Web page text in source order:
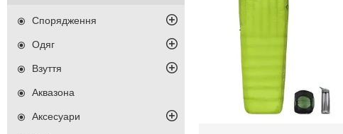
Спорядження
Одяг
Взуття
Аквазона
Аксесуари